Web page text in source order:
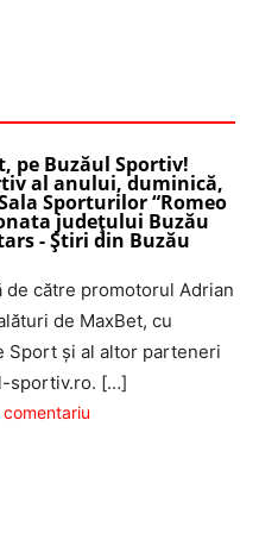
pe Buzăul Sportiv!
al anului, duminică,
Sporturilor “Romeo
judeţului Buzău
- Știri din Buzău
către promotorul Adrian
de MaxBet, cu
Sport şi al altor parteneri
sportiv.ro. […]